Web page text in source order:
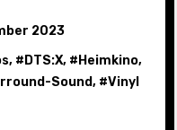
2023
, # DTS:X, # Heimkino,
Sound, #Vinyl